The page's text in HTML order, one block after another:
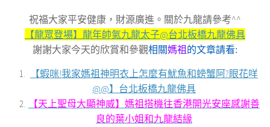
祝福大家平安健康，財源廣進。關於九龍請參考^^
【龍眾登場】龍年帥氣九龍太子@台北板橋九龍佛具
謝謝大家今天的欣賞和參觀相關媽祖的文章請看:
【蝦咪!我家媽祖神明衣上怎麼有魷魚和螃蟹阿?眼花咩
@@】台北板橋九龍佛具
【天上聖母大顯神威】媽祖搭機往香港開光安座感謝善
良的葉小姐和九龍結緣